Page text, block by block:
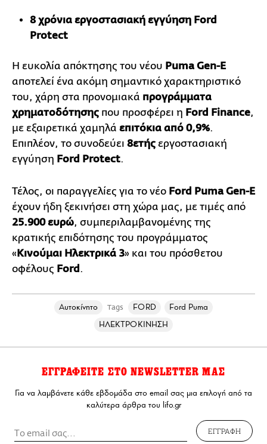
8 χρόνια εργοστασιακή εγγύηση Ford
Protect
Η ευκολία απόκτησης του νέου Puma Gen-E
αποτελεί ένα ακόμη σημαντικό χαρακτηριστικό
του, χάρη στα προνομιακά προγράμματα
χρηματοδότησης που προσφέρει η Ford Finance,
με εξαιρετικά χαμηλά επιτόκια από 0,9%.
Επιπλέον, το συνοδεύει 8ετής εργοστασιακή
εγγύηση Ford Protect.
Τέλος, οι παραγγελίες για το νέο Ford Puma Gen-E
έχουν ήδη ξεκινήσει στη χώρα μας, με τιμές από
25.900 ευρώ, συμπεριλαμβανομένης της
κρατικής επιδότησης του προγράμματος
«Κινούμαι Ηλεκτρικά 3» και του πρόσθετου
οφέλους Ford.
Αυτοκίνητο Tags FORD
Ford Puma
ΗΛΕΚΤΡΟΚΙΝΗΣΗ
ΕΓΓΡΑΦΕΙΤΕ ΣΤΟ NEWSLETTER ΜΑΣ
Για να λαμβάνετε κάθε εβδομάδα στο email σας μια επιλογή από τα
καλύτερα άρθρα του lifo.gr
ΕΓΓΡΑΦΗ